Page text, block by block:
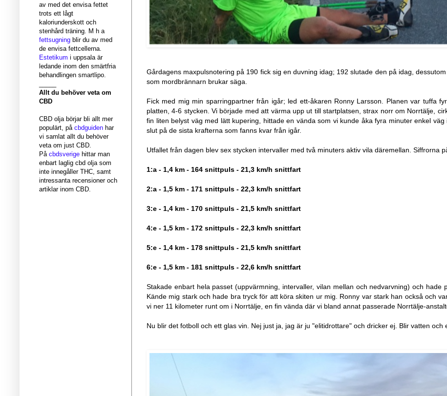
Gårdagens maxpulsnotering på 190 fick sig en duvning idag; 192 slutade den på idag,
som mordbrännarn brukar säga.
Fick med mig min sparringpartner från igår; led ett-åkaren Ronny Larsson. Planen var tuffa
platten, 4-6 stycken. Vi började med att värma upp ut till startplatsen, strax norr om Norrtälje,
fin liten belyst väg med lätt kupering, hittade en vända som vi kunde åka fyra minuter enkel
slut på de sista krafterna som fanns kvar från igår.
Utfallet från dagen blev sex stycken intervaller med två minuters aktiv vila däremellan. Siffrorna
1:a - 1,4 km - 164 snittpuls - 21,3 km/h snittfart
2:a - 1,5 km - 171 snittpuls - 22,3 km/h snittfart
3:e - 1,4 km - 170 snittpuls - 21,5 km/h snittfart
4:e - 1,5 km - 172 snittpuls - 22,3 km/h snittfart
5:e - 1,4 km - 178 snittpuls - 21,5 km/h snittfart
6:e - 1,5 km - 181 snittpuls - 22,6 km/h snittfart
Stakade enbart hela passet (uppvärmning, intervaller, vilan mellan och nedvarvning) och hade
Kände mig stark och hade bra tryck för att köra skiten ur mig. Ronny var stark han också och
vi ner 11 kilometer runt om i Norrtälje, en fin vända där vi bland annat passerade Norrtälje-
Nu blir det fotboll och ett glas vin. Nej just ja, jag är ju "elitidrottare" och dricker ej. Blir vatten och
av med det envisa fettet
trots ett lågt
kaloriunderskott och
stenhård träning. M h a
fettsugning blir du av med
de envisa fettcellerna.
Estetikum i uppsala är
ledande inom den smärtfria
behandlingen smartlipo.
Allt du behöver veta om
CBD
CBD olja börjar bli allt mer
populärt, påcbdguiden har
vi samlat allt du behöver
veta om just CBD.
På cbdsverige hittar man
enbart laglig cbd olja som
inte innegåller THC, samt
intressanta recensioner och
artiklar inom CBD.